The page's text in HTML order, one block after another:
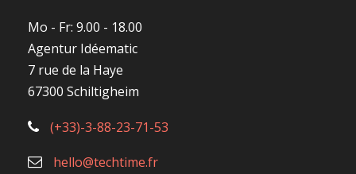
Mo - Fr: 9.00 - 18.00
Agentur Idéematic
7 rue de la Haye
67300 Schiltigheim
(+33)-3-88-23-71-53
hello@techtime.fr